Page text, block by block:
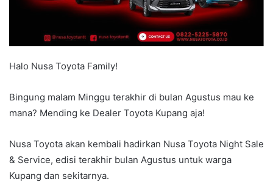
Halo Nusa Toyota Family!
Bingung malam Minggu terakhir di bulan Agustus mau ke
mana? Mending ke Dealer Toyota Kupang aja!
Nusa Toyota akan kembali hadirkan Nusa Toyota Night Sale
& Service, edisi terakhir bulan Agustus untuk warga
Kupang dan sekitarnya.